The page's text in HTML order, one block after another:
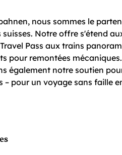
nous sommes le
Notre offre s'étend
Pass aux trains
pour remontées
également notre soutien
pour un voyage sans faille